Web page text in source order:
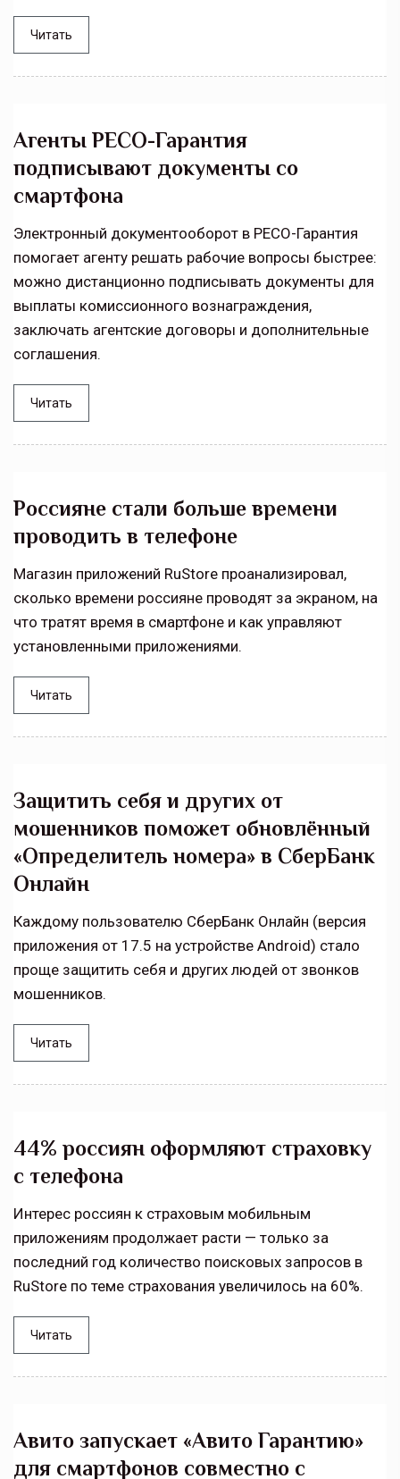
Читать
Агенты РЕСО-Гарантия
подписывают документы со
смартфона
Электронный документооборот в РЕСО-Гарантия
помогает агенту решать рабочие вопросы быстрее:
можно дистанционно подписывать документы для
выплаты комиссионного вознаграждения,
заключать агентские договоры и дополнительные
соглашения.
Читать
Россияне стали больше времени
проводить в телефоне
Магазин приложений RuStore проанализировал,
сколько времени россияне проводят за экраном, на
что тратят время в смартфоне и как управляют
установленными приложениями.
Читать
Защитить себя и других от
мошенников поможет обновлённый
«Определитель номера» в СберБанк
Онлайн
Каждому пользователю СберБанк Онлайн (версия
приложения от 17.5 на устройстве Android) стало
проще защитить себя и других людей от звонков
мошенников.
Читать
44% россиян оформляют страховку
с телефона
Интерес россиян к страховым мобильным
приложениям продолжает расти — только за
последний год количество поисковых запросов в
RuStore по теме страхования увеличилось на 60%.
Читать
Авито запускает «Авито Гарантию»
для смартфонов совместно с